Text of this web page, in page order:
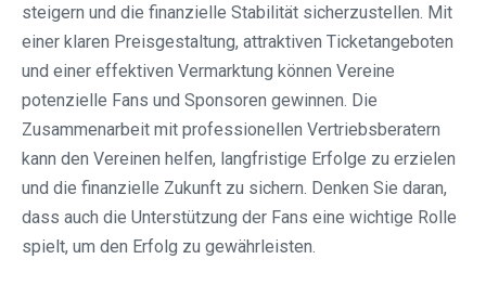
steigern und die finanzielle Stabilität sicherzustellen. Mit
einer klaren Preisgestaltung, attraktiven Ticketangeboten
und einer effektiven Vermarktung können Vereine
potenzielle Fans und Sponsoren gewinnen. Die
Zusammenarbeit mit professionellen Vertriebsberatern
kann den Vereinen helfen, langfristige Erfolge zu erzielen
und die finanzielle Zukunft zu sichern. Denken Sie daran,
dass auch die Unterstützung der Fans eine wichtige Rolle
spielt, um den Erfolg zu gewährleisten.